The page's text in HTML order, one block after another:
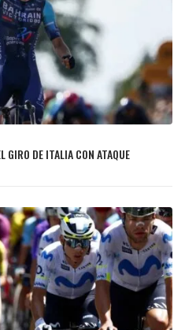
GIRO DE ITALIA CON ATAQUE